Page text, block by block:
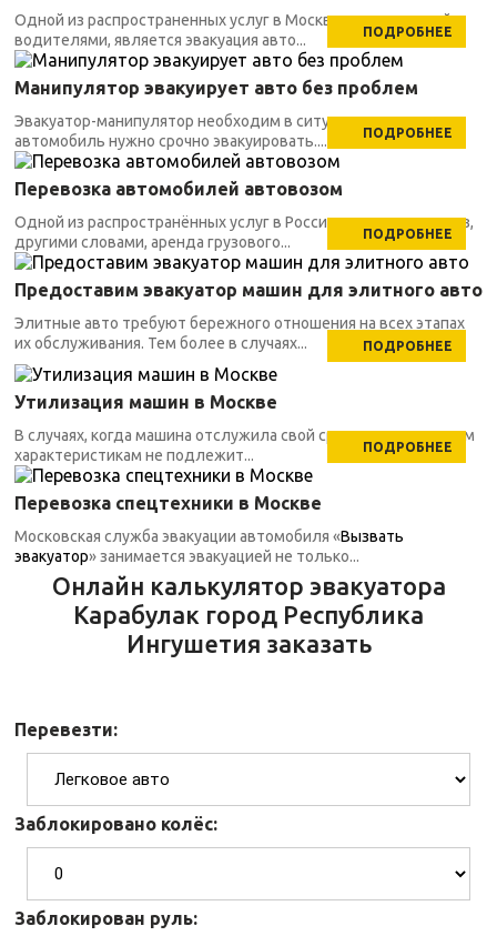
Одной из распространенных услуг в Москве, заказываемой
водителями, является эвакуация авто...
ПОДРОБНЕЕ
Манипулятор эвакуирует авто без проблем
Эвакуатор-манипулятор необходим в ситуациях, когда
автомобиль нужно срочно эвакуировать....
ПОДРОБНЕЕ
Перевозка автомобилей автовозом
Одной из распространённых услуг в России является автовоз,
другими словами, аренда грузового...
ПОДРОБНЕЕ
Предоставим эвакуатор машин для элитного авто
Элитные авто требуют бережного отношения на всех этапах
их обслуживания. Тем более в случаях...
ПОДРОБНЕЕ
Утилизация машин в Москве
В случаях, когда машина отслужила свой срок, по техническим
характеристикам не подлежит...
ПОДРОБНЕЕ
Перевозка спецтехники в Москве
Московская служба эвакуации автомобиля «Вызвать
эвакуатор» занимается эвакуацией не только...
Онлайн калькулятор эвакуатора
Карабулак город Республика
Ингушетия заказать
Перевезти:
Заблокировано колёс:
Заблокирован руль: